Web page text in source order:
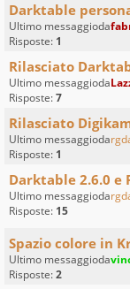
Darktable
Ultimo messaggioda
Risposte: 1
Rilasciato
Ultimo messaggioda
Risposte:7
Rilasciato
Ultimo messaggioda
Risposte: 1
Darktable 2.6.0 e
Ultimo messaggioda
Risposte: 15
Spazio colore in
Ultimo messaggioda
Risposte:2